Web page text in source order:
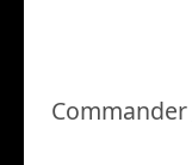
Commander